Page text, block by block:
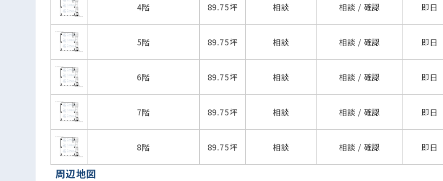
4階 89.75坪 相談 相談 / 確認 即日
5階 89.75坪 相談 相談 / 確認 即日
6階 89.75坪 相談 相談 / 確認 即日
7階 89.75坪 相談 相談 / 確認 即日
8階 89.75坪 相談 相談 / 確認 即日
周辺地図